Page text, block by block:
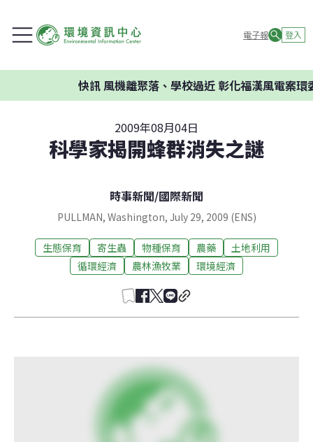
電子報 登入
快訊風機離聚落、學校過近 彰化福漢風電案環委
2009年08月04日
科學家揭開蜂群消失之謎
時事新聞/國際新聞
PULLMAN, Washington, July 29, 2009 (ENS)
生態保育 寄生蟲 物種保育 農藥
土地利用
循環經濟
農林漁牧業 環境經濟